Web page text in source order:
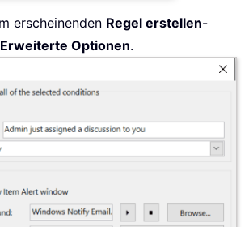
erscheinenden Regel erstellen-
Erweiterte Optionen.